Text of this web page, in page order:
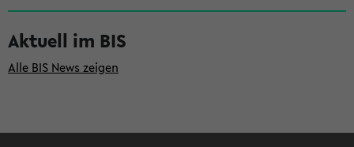
t
e
Aktuell im BIS
Alle BIS News zeigen